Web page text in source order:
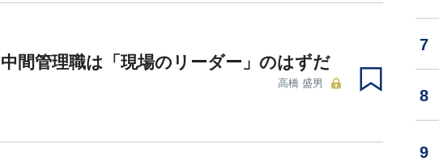
中間管理職は「現場のリーダー」のはずだ
高橋 盛男